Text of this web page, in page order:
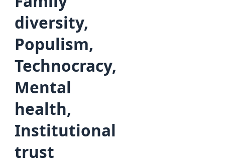
diversity,
Populism,
Technocracy,
Mental
health,
Institutional
trust